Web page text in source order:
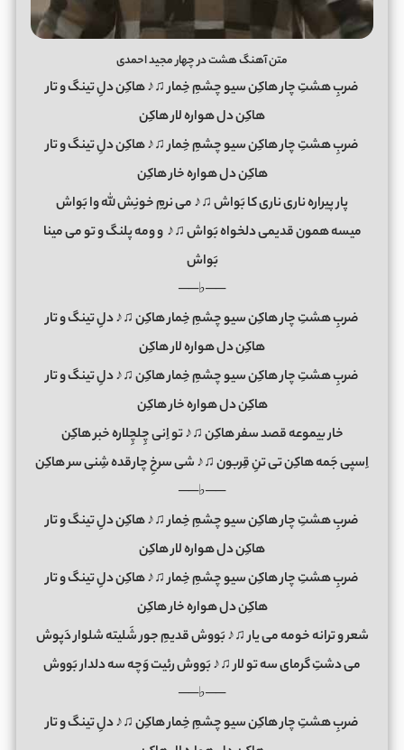
متن آهنگ هشت در چهار مجید احمدی
ضربِ هشتِ چار هاکِن سیو چشمِ خِمار ♫♪ هاکِن دلِ تینگ و تار
هاکِن دل هواره لار هاکِن
ضربِ هشتِ چار هاکِن سیو چشمِ خِمار ♫♪ هاکِن دلِ تینگ و تار
هاکِن دل هواره خار هاکِن
پار پیراره ناری ناری کا بَواش ♫♪ می نرمِ خونِش لله وا بَواش
میسه همون قدیمی دلخواه بَواش ♫♪ وومه پلنگ و تو می مینا
بَواش
──♭──
ضربِ هشتِ چار هاکِن سیو چشمِ خِمار هاکِن ♫♪ دلِ تینگ و تار
هاکِن دل هواره لار هاکِن
ضربِ هشتِ چار هاکِن سیو چشمِ خِمار هاکِن ♫♪ دلِ تینگ و تار
هاکِن دل هواره خار هاکِن
خار بیموعه قصد سفر هاکِن ♫♪ تو اِنی چِلچِلاره خبر هاکِن
اِسپی جَمه هاکِن تی تنِ قِربون ♫♪ شی سرخِ چارقده شِنی سر هاکِن
──♭──
ضربِ هشتِ چار هاکِن سیو چشمِ خِمار ♫♪ هاکِن دلِ تینگ و تار
هاکِن دل هواره لار هاکِن
ضربِ هشتِ چار هاکِن سیو چشمِ خِمار ♫♪ هاکِن دلِ تینگ و تار
هاکِن دل هواره خار هاکِن
شعر و ترانه خومه می یار ♫♪ بَووش قدیمِ جور شَلیته شلوار دَپوش
می دشتِ گرمای سه تو لار ♫♪ بَووش رئیت وَچه سه دلدار بَووش
──♭──
ضربِ هشتِ چار هاکِن سیو چشمِ خِمار هاکِن ♫♪ دلِ تینگ و تار